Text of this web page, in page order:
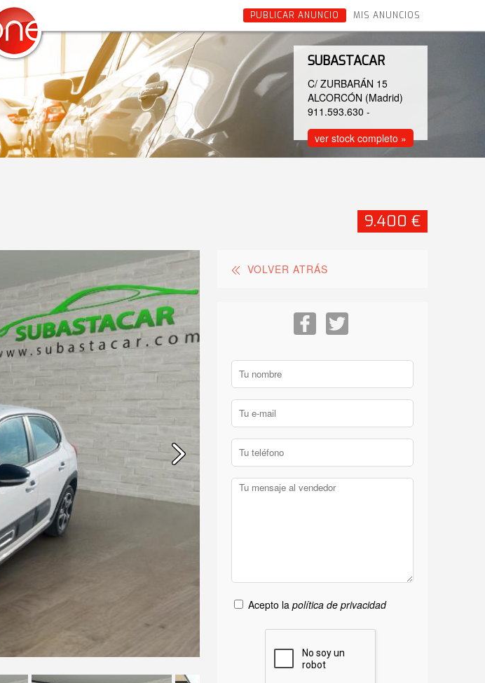
MIS ANUNCIOS
PUBLICAR ANUNCIO
SUBASTACAR
C/ ZURBARÁN 15
ALCORCÓN (Madrid)
911.593.630 -
ver stock completo »
9.400 €
VOLVER ATRÁS
Acepto la política de privacidad